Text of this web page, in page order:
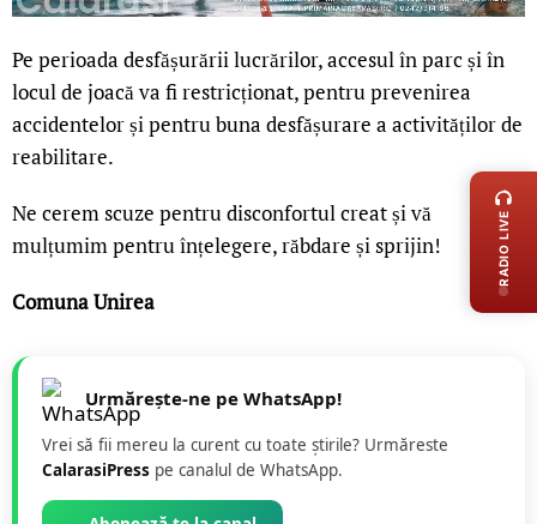
Pe perioada desfășurării lucrărilor, accesul în parc și în
locul de joacă va fi restricționat, pentru prevenirea
accidentelor și pentru buna desfășurare a activităților de
reabilitare.
Ne cerem scuze pentru disconfortul creat și vă
mulțumim pentru înțelegere, răbdare și sprijin!
Comuna Unirea
Urmărește-ne pe WhatsApp!
Vrei să fii mereu la curent cu toate știrile? Urmăreste
CalarasiPress pe canalul de WhatsApp.
RADIO LIVE